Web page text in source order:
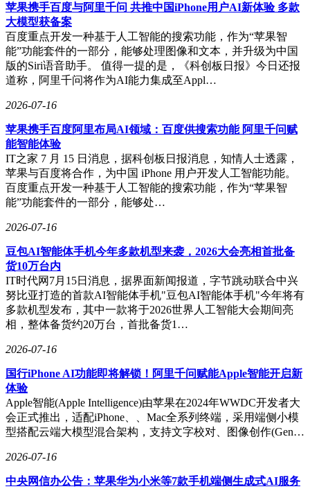
性要求高但节拍可慢，工业场景节拍快但泛化性弱，而中间态
场景在泛化性和节拍上更为平衡。对于智驾背景企业切入具身
赛道的现象，他提醒不要低估从“移动智能”到“操作智能”的鸿
沟。具身智能面对的是完全不同的物理世界，操作任务的复杂
度远高于智驾，数据逻辑也截然不同。
更长程、更泛化的任务操作。王启斌透露，公司今年目标是采
集百万小时级人类数据，认为通用操作能力的涌现需要百万小
时起步，亿小时级是终极目标。这一目标不仅是为了展示技术
实力，更是为了满足产业真实需求，让普通人能够通过自然语
言操控机器人完成复杂任务。
苹果携手百度与阿里千问 共推中国iPhone用户AI新体验 多款
大模型获备案
百度重点开发一种基于人工智能的搜索功能，作为“苹果智
能”功能套件的一部分，能够处理图像和文本，并升级为中国
版的Siri语音助手。 值得一提的是，《科创板日报》今日还报
道称，阿里千问将作为AI能力集成至Appl…
2026-07-16
苹果携手百度阿里布局AI领域：百度供搜索功能 阿里千问赋
能智能体验
IT之家 7 月 15 日消息，据科创板日报消息，知情人士透露，
苹果与百度将合作，为中国 iPhone 用户开发人工智能功能。
百度重点开发一种基于人工智能的搜索功能，作为“苹果智
能”功能套件的一部分，能够处…
2026-07-16
豆包AI智能体手机今年多款机型来袭，2026大会亮相首批备
货10万台内
IT时代网7月15日消息，据界面新闻报道，字节跳动联合中兴
努比亚打造的首款AI智能体手机"豆包AI智能体手机"今年将有
多款机型发布，其中一款将于2026世界人工智能大会期间亮
相，整体备货约20万台，首批备货1…
2026-07-16
国行iPhone AI功能即将解锁！阿里千问赋能Apple智能开启新
体验
Apple智能(Apple Intelligence)由苹果在2024年WWDC开发者大
会正式推出，适配iPhone、、Mac全系列终端，采用端侧小模
型搭配云端大模型混合架构，支持文字校对、图像创作(Gen…
2026-07-16
中央网信办公告：苹果华为小米等7款手机端侧生成式AI服务